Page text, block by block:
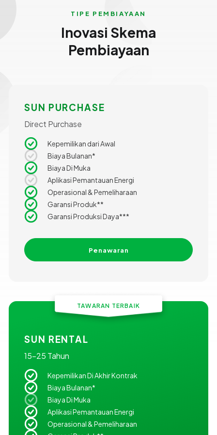
TIPE PEMBIAYAAN
Inovasi Skema
Pembiayaan
SUN PURCHASE
Direct Purchase
Kepemilikan dari Awal
Biaya Bulanan*
Biaya Di Muka
Aplikasi Pemantauan Energi
Operasional & Pemeliharaan
Garansi Produk**
Garansi Produksi Daya***
Penawaran
TAWARAN TERBAIK
SUN RENTAL
15-25 Tahun
Kepemilikan Di Akhir Kontrak
Biaya Bulanan*
Biaya Di Muka
Aplikasi Pemantauan Energi
Operasional & Pemeliharaan